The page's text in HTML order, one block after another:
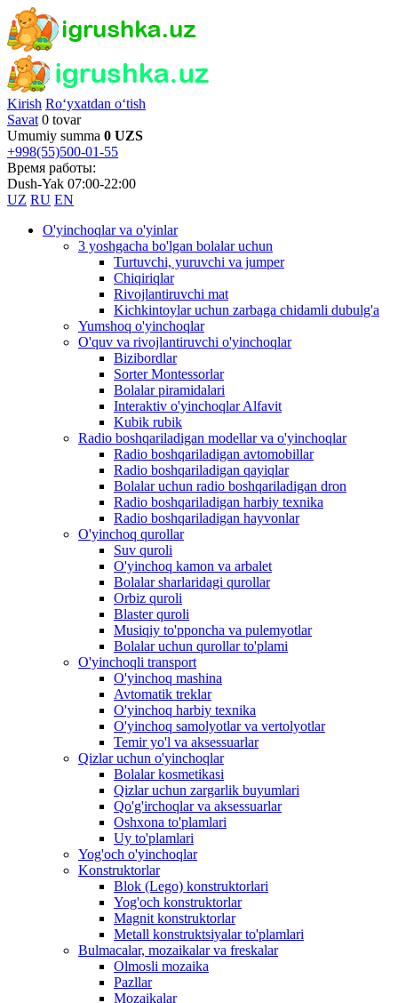
Kirish Ro‘yxatdan o‘tish
Savat 0 tovar
Umumiy summa 0 UZS
+998(55)500-01-55
Время работы:
Dush-Yak 07:00-22:00
UZ RU EN
O'yinchoqlar va o'yinlar
3 yoshgacha bo'lgan bolalar uchun
Turtuvchi, yuruvchi va jumper
Chiqiriqlar
Rivojlantiruvchi mat
Kichkintoylar uchun zarbaga chidamli dubulg'a
Yumshoq o'yinchoqlar
O'quv va rivojlantiruvchi o'yinchoqlar
Bizibordlar
Sorter Montessorlar
Bolalar piramidalari
Interaktiv o'yinchoqlar Alfavit
Kubik rubik
Radio boshqariladigan modellar va o'yinchoqlar
Radio boshqariladigan avtomobillar
Radio boshqariladigan qayiqlar
Bolalar uchun radio boshqariladigan dron
Radio boshqariladigan harbiy texnika
Radio boshqariladigan hayvonlar
O'yinchoq qurollar
Suv quroli
O'yinchoq kamon va arbalet
Bolalar sharlaridagi qurollar
Orbiz quroli
Blaster quroli
Musiqiy to'pponcha va pulemyotlar
Bolalar uchun qurollar to'plami
O'yinchoqli transport
O'yinchoq mashina
Avtomatik treklar
O'yinchoq harbiy texnika
O'yinchoq samolyotlar va vertolyotlar
Temir yo'l va aksessuarlar
Qizlar uchun o'yinchoqlar
Bolalar kosmetikasi
Qizlar uchun zargarlik buyumlari
Qo'g'irchoqlar va aksessuarlar
Oshxona to'plamlari
Uy to'plamlari
Yog'och o'yinchoqlar
Konstruktorlar
Blok (Lego) konstruktorlari
Yog'och konstruktorlar
Magnit konstruktorlar
Metall konstruktsiyalar to'plamlari
Bulmacalar, mozaikalar va freskalar
Olmosli mozaika
Pazllar
Mozaikalar